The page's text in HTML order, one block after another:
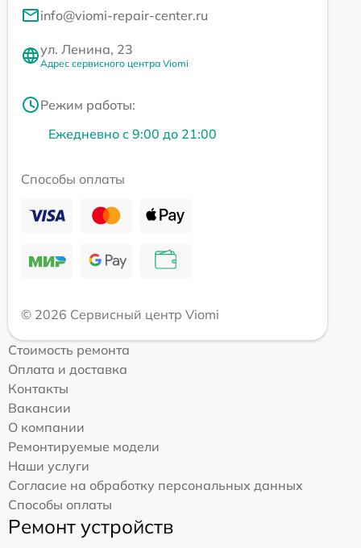
info@viomi-repair-center.ru
ул. Ленина, 23
Адрес сервисного центра Viomi
Режим работы:
Ежедневно с 9:00 до 21:00
Способы оплаты
© 2026 Сервисный центр Viomi
Стоимость ремонта
Оплата и доставка
Контакты
Вакансии
О компании
Ремонтируемые модели
Наши услуги
Согласие на обработку персональных данных
Способы оплаты
Ремонт устройств